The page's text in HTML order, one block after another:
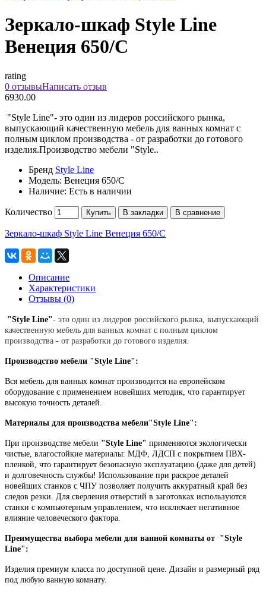
Зеркало-шкаф Style Line
Венеция 650/С
rating
0 отзывыНаписать отзыв
6930.00
"Style Line"- это один из лидеров российского рынка,
выпускающий качественную мебель для ванных комнат с
полным циклом производства - от разработки до готового
изделия.Производство мебели "Style..
Бренд Style Line
Модель: Венеция 650/С
Наличие: Есть в наличии
Количество Купить В закладки В сравнение
Зеркало-шкаф Style Line Венеция 650/С
Описание
Характеристики
Отзывы (0)
"Style Line"- это один из лидеров российского рынка, выпускающий
качественную мебель для ванных комнат с полным циклом
производства - от разработки до готового изделия.
Производство мебели "Style Line":
Вся мебель для ванных комнат производится на европейском
оборудование с применением новейших методик, что гарантирует
высокую точность деталей.
Материалы для производства мебели"Style Line":
При производстве мебели "Style Line" применяются экологически
чистые, влагостойкие материалы: МДФ, ЛДСП с покрытием ПВХ-
пленкой, что гарантирует безопасную эксплуатацию (даже для детей)
и долговечность службы! Использование при раскрое деталей
новейших станков с ЧПУ позволяет получить аккуратный край без
следов резки. Для сверления отверстий в заготовках используются
станки с компьютерным управлением, что исключает негативное
влияние человеческого фактора.
Преимущества выбора мебели для ванной комнаты от "Style
Line":
Изделия премиум класса по доступной цене. Дизайн и размерный ряд
под любую ванную комнату.